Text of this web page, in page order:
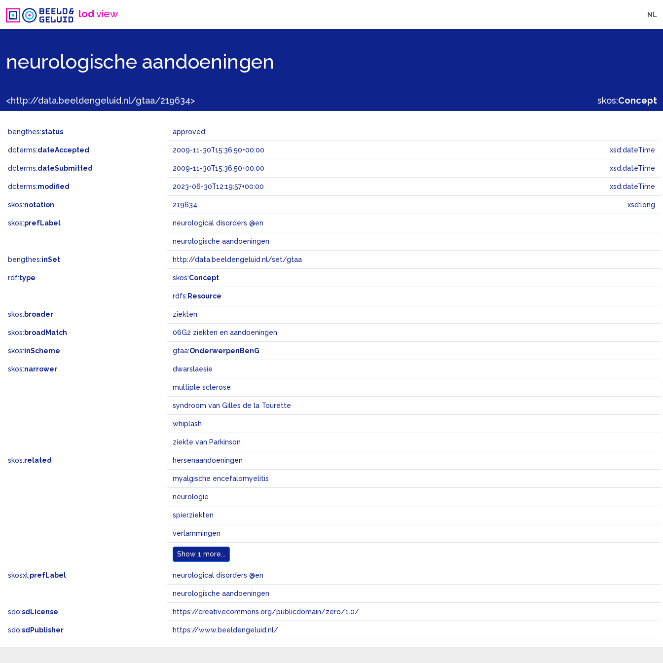
lodview NL
neurologische aandoeningen
<http://data.beeldengeluid.nl/gtaa/219634> skos:Concept
bengthes:status approved
dcterms:dateAccepted 2009-11-30T15:36:50+00:00 xsd:dateTime
dcterms:dateSubmitted 2009-11-30T15:36:50+00:00 xsd:dateTime
dcterms:modified 2023-06-30T12:19:57+00:00 xsd:dateTime
skos:notation 219634 xsd:long
skos:prefLabel neurological disorders @en
neurologische aandoeningen
bengthes:inSet http://data.beeldengeluid.nl/set/gtaa
rdf:type skos:Concept
rdfs: Resource
skos: broader ziekten
skos: broadMatch 06G2 ziekten en aandoeningen
skos:inScheme gtaa:OnderwerpenBenG
skos:narrower dwarslaesie
multiple sclerose
syndroom van Gilles de la Tourette
whiplash
ziekte van Parkinson
skos:related hersenaandoeningen
myalgische encefalomyelitis
neurologie
spierziekten
verlammingen
Show 1 more...
skosxl:prefLabel neurological disorders @en
neurologische aandoeningen
sdo:sdLicense https://creativecommons.org/publicdomain/zero/1.0/
sdo:sdPublisher https://www.beeldengeluid.nl/